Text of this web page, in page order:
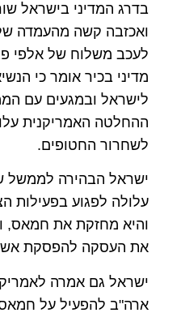
בדרג המדיני בישראל
ואכזבה קשה מהעמדה
לעכב משלוח של אלפי
מדיני בכיר אומר כי
לישראל ובמגעים עם
ההחלטה האמריקנית
לשחרור החטופים.
ישראל הבהירה לממשל
עלולה לפגוע בפעילות
והיא מחזקת את חמאס,
את העסקה להפסקת אש
ישראל גם אמרה
ארה"ב להפעיל על